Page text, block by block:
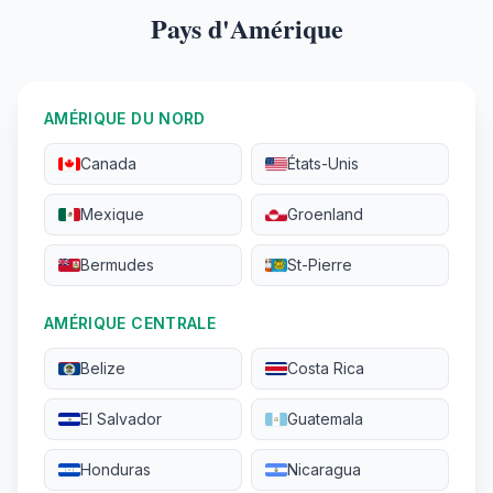
Pays d'Amérique
AMÉRIQUE DU NORD
Canada États-Unis
Mexique Groenland
Bermudes St-Pierre
AMÉRIQUE CENTRALE
Belize Costa Rica
El Salvador Guatemala
Honduras Nicaragua